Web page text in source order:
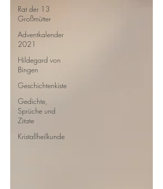
Rat der 13
Großmütter
Adventkalender
2021
Hildegard von
Bingen
Geschichtenkiste
Gedichte,
Sprüche und
Zitate
Kristallheilkunde